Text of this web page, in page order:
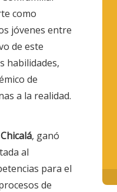
como
jóvenes entre
de este
habilidades,
de
a la realidad.
, ganó
al
para el
de